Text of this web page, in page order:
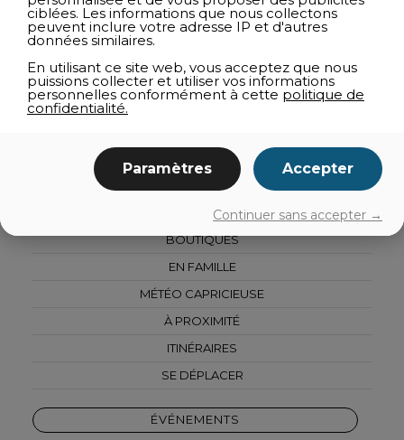
TOUS LES ATTRAITS
ACTIVITÉS HIVERNALES
ATTRAITS TOURISTIQUES
SPORTS ET PLEIN AIR
SPAS ET BIEN-ÊTRE
AGROTOURISME
CULTURE
BOUTIQUES
EN FAMILLE
MÉTÉO CAPRICIEUSE
À PROXIMITÉ
ITINÉRAIRES
SE DÉPLACER
ÉVÉNEMENTS
ciblées. Les informations que nous collectons
peuvent inclure votre adresse IP et d'autres
données similaires.
En utilisant ce site web, vous acceptez que nous
puissions collecter et utiliser vos informations
personnelles conformément à cette politique de
confidentialité.
Paramètres Accepter
Continuer sans accepter →